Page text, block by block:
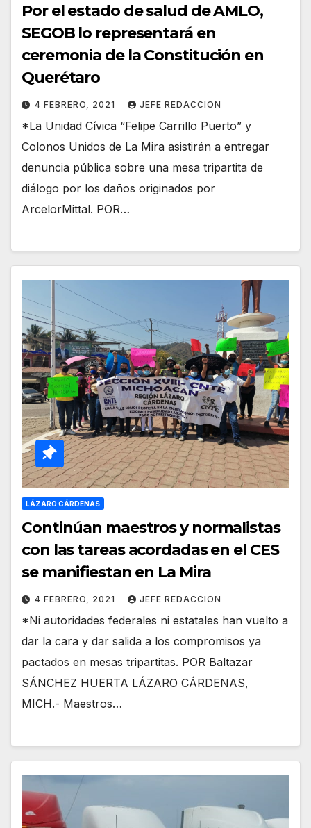
Por el estado de salud de AMLO,
SEGOB lo representará en
ceremonia de la Constitución en
Querétaro
4 FEBRERO, 2021 JEFE REDACCION
*La Unidad Cívica “Felipe Carrillo Puerto” y
Colonos Unidos de La Mira asistirán a entregar
denuncia pública sobre una mesa tripartita de
diálogo por los daños originados por
ArcelorMittal. POR…
LÁZARO CÁRDENAS
Continúan maestros y normalistas
con las tareas acordadas en el CES
se manifiestan en La Mira
4 FEBRERO, 2021 JEFE REDACCION
*Ni autoridades federales ni estatales han vuelto a
dar la cara y dar salida a los compromisos ya
pactados en mesas tripartitas. POR Baltazar
SÁNCHEZ HUERTA LÁZARO CÁRDENAS,
MICH.- Maestros…